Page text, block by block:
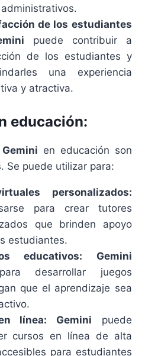
de los estudiantes
puede contribuir a
de los estudiantes y
una experiencia
y atractiva.
educación:
Gemini en educación son
Se puede utilizar para:
personalizados:
para crear tutores
que brinden apoyo
estudiantes.
educativos:
Gemini
desarrollar juegos
que el aprendizaje sea
línea:
Gemini puede
cursos en línea de alta
para estudiantes